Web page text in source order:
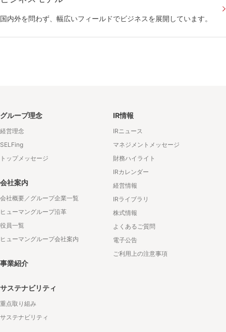
国内外を問わず、幅広いフィールドでビジネスを展開しています。
グループ理念
経営理念
SELFing
トップメッセージ
会社案内
会社概要／グループ企業一覧
ヒューマングループ沿革
役員一覧
ヒューマングループ会社案内
事業紹介
サステナビリティ
重点取り組み
サステナビリティ
IR情報
IRニュース
マネジメントメッセージ
財務ハイライト
IRカレンダー
経営情報
IRライブラリ
株式情報
よくあるご質問
電子公告
ご利用上の注意事項